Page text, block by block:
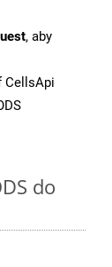
, aby
CellsApi
do